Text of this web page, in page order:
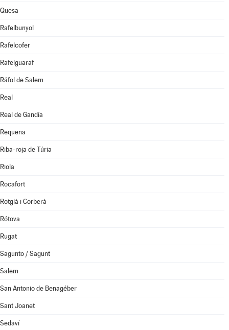
Quesa
Rafelbunyol
Rafelcofer
Rafelguaraf
Ráfol de Salem
Real
Real de Gandía
Requena
Riba-roja de Túria
Riola
Rocafort
Rotglà i Corberà
Rótova
Rugat
Sagunto / Sagunt
Salem
San Antonio de Benagéber
Sant Joanet
Sedaví